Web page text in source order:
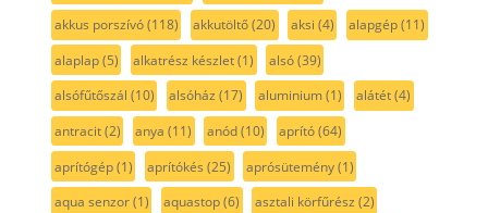
akkus porszívó(118) akkutöltő(20) aksi (4) alapgép(11)
alaplap(5) alkatrész készlet(1) alsó(39)
alsófűtőszál (10) alsóház (17) aluminium(1) alátét(4)
antracit(2) anya (11) anód(10) aprító(64)
aprítógép(1) aprítókés (25) aprósütemény(1)
aqua senzor(1) aquastop(6) asztali körfűrész (2)